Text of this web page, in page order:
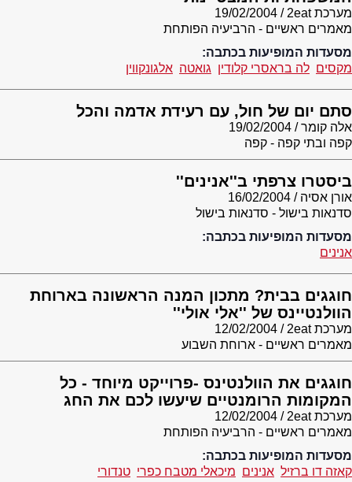
מערכת 2eat
19/02/2004
מאמרים ראשיים - הרביעיה הפותחת
מסעדות המופיעות בכתבה:
מקסים לה בראסרי קלודין גואטה אלגונקווין
סתם יום של חול, עם רעידת אדמה והכל
אלה קומר
19/02/2004
קפה ובתי קפה - קפה
ביסטרו צרפתי ב''אנינים''
אורן אסיה
16/02/2004
סדנאות בישול - סדנאות בישול
מסעדות המופיעות בכתבה:
אנינים
חוגגים בבית? מתכון המנה הראשונה בארוחת
הוולנטיינס של ''אלי אולי''
מערכת 2eat
12/02/2004
מאמרים ראשיים - ארוחת השבוע
חוגגים את הוולנטינס -פרוייקט מיוחד - כל
המקומות הרומנטיים שיעשו לכם את החג
מערכת 2eat
12/02/2004
מאמרים ראשיים - הרביעיה הפותחת
מסעדות המופיעות בכתבה:
קאזה דו ברזיל אנינים מיכאלי מטבח כפרי טנדורי